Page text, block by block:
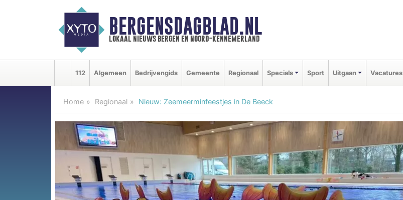
BERGENSDAGBLAD.NL
lokaal nieuws bergen en noord-kennemerland
112 Algemeen Bedrijvengids Gemeente Regionaal Specials Sport Uitgaan Vacatures
Home Regionaal Nieuw: Zeemeerminfeestjes in De Beeck